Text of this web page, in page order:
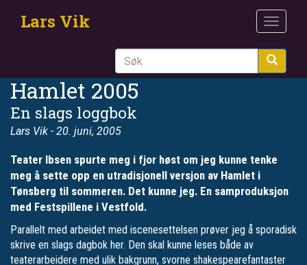
Lars Vik
Toggle
Søk
Hamlet 2005
En slags loggbok
Lars Vik - 20. juni, 2005
Teater Ibsen spurte meg i fjor høst om jeg kunne tenke
meg å sette opp en utradisjonell versjon av Hamlet i
Tønsberg til sommeren. Det kunne jeg. En samproduksjon
med Festspillene i Vestfold.
Parallelt med arbeidet med iscenesettelsen prøver jeg å sporadisk
skrive en slags dagbok her. Den skal kunne leses både av
teaterarbeidere med ulik bakgrunn, svorne shakespearefantaster